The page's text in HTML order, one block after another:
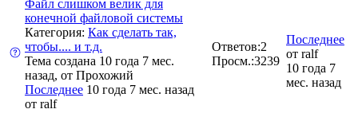
Файл слишком велик для
конечной файловой системы
Категория: Как сделать так,
чтобы.... и т.д.
Тема создана 10 года 7 мес.
назад, от Прохожий
Последнее 10 года 7 мес. назад
от ralf
Ответов:2
Просм.:3239
Последнее
от ralf
10 года 7
мес. назад